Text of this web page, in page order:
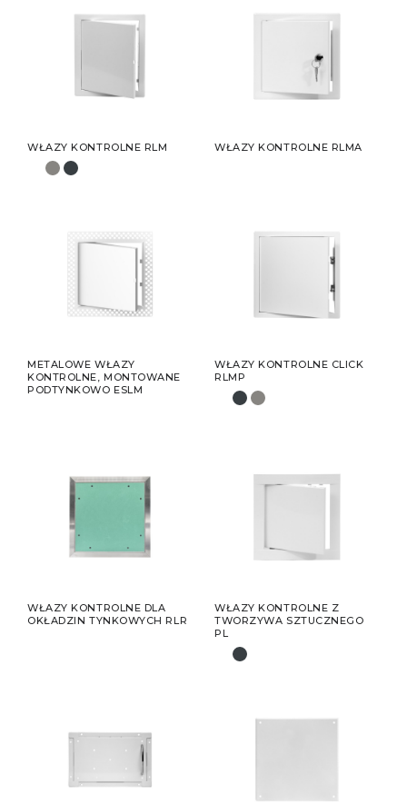
WŁAZY KONTROLNE RLM WŁAZY KONTROLNE RLMA
METALOWE WŁAZY
KONTROLNE, MONTOWANE
PODTYNKOWO ESLM
WŁAZY KONTROLNE CLICK
RLMP
WŁAZY KONTROLNE DLA
OKŁADZIN TYNKOWYCH RLR
WŁAZY KONTROLNE Z
TWORZYWA SZTUCZNEGO
PL